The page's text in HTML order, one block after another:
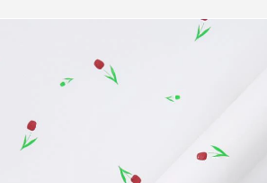
цветов